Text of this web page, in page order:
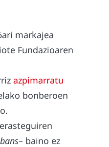
markajea
Fundazioaren
azpimarratu
bonberoen
– baino ez